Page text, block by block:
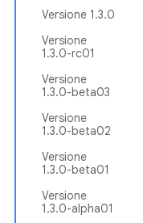
Versione 1.3.0
Versione
1.3.0-rc01
Versione
1.3.0-beta03
Versione
1.3.0-beta02
Versione
1.3.0-beta01
Versione
1.3.0-alpha01